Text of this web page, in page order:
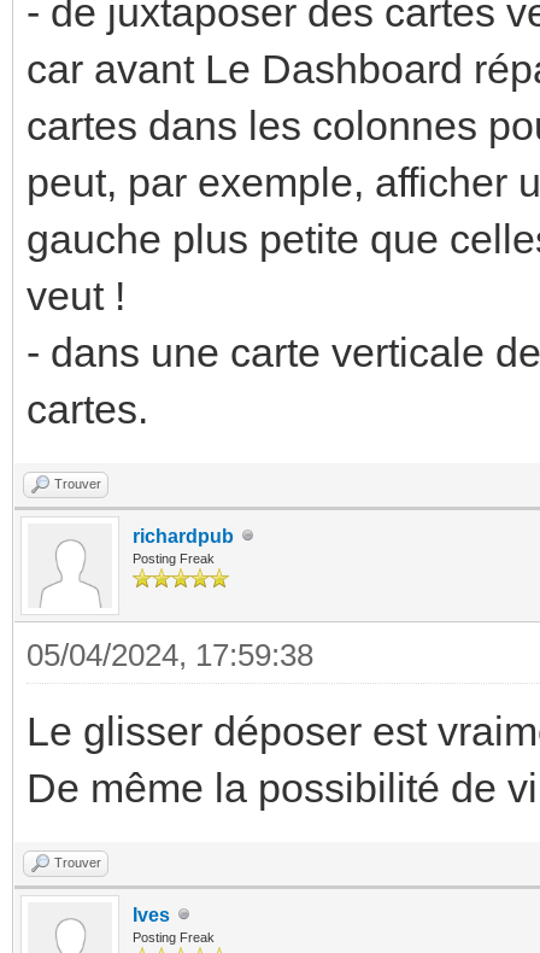
- de juxtaposer des cartes
car avant Le Dashboard
cartes dans les colonnes
peut, par exemple, afficher
gauche plus petite que
veut !
- dans une carte verticale
cartes.
Trouver
richardpub
Posting Freak
05/04/2024, 17:59:38
Le glisser déposer est
De même la possibilité de
Trouver
Ives
Posting Freak